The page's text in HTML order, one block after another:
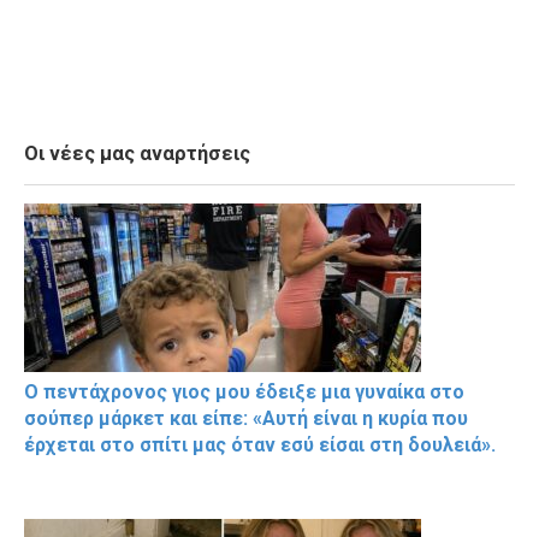
Οι νέες μας αναρτήσεις
Ο πεντάχρονος γιος μου έδειξε μια γυναίκα στο
σούπερ μάρκετ και είπε: «Αυτή είναι η κυρία που
έρχεται στο σπίτι μας όταν εσύ είσαι στη δουλειά».